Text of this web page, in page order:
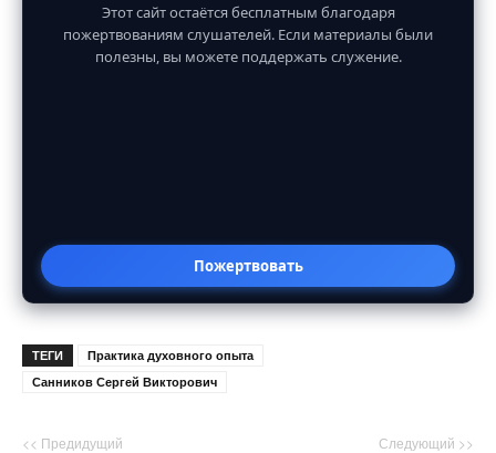
Этот сайт остаётся бесплатным благодаря
пожертвованиям слушателей. Если материалы были
полезны, вы можете поддержать служение.
Пожертвовать
ТЕГИ
Практика духовного опыта
Санников Сергей Викторович
<< Предидущий Следующий >>